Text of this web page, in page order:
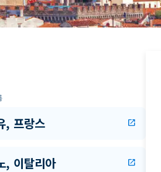
, 프랑스 open_in_new
, 이탈리아 open_in_new